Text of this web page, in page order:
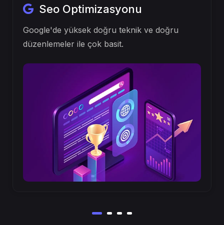
Seo Optimizasyonu
Google'de yüksek doğru teknik ve doğru